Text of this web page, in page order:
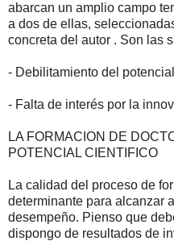
abarcan un amplio campo
a dos de ellas,
concreta del autor . Son las
- Debilitamiento del
- Falta de interés por la
LA FORMACION DE
POTENCIAL CIENTIFICO
La calidad del proceso de
determinante para alcanzar
desempeño. Pienso que
dispongo de resultados de